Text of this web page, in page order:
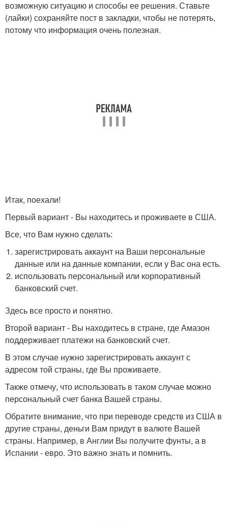
возможную ситуацию и способы ее решения. Ставьте
(лайки) сохраняйте пост в закладки, чтобы не потерять,
потому что информация очень полезная.
Итак, поехали!
Первый вариант - Вы находитесь и проживаете в США.
Все, что Вам нужно сделать:
зарегистрировать аккаунт на Ваши персональные
данные или на данные компании, если у Вас она есть.
использовать персональный или корпоративный
банковский счет.
Здесь все просто и понятно.
Второй вариант - Вы находитесь в стране, где Амазон
поддерживает платежи на банковский счет.
В этом случае нужно зарегистрировать аккаунт с
адресом той страны, где Вы проживаете.
Также отмечу, что использовать в таком случае можно
персональный счет банка Вашей страны.
Обратите внимание, что при переводе средств из США в
другие страны, деньги Вам придут в валюте Вашей
страны. Например, в Англии Вы получите фунты, а в
Испании - евро. Это важно знать и помнить.